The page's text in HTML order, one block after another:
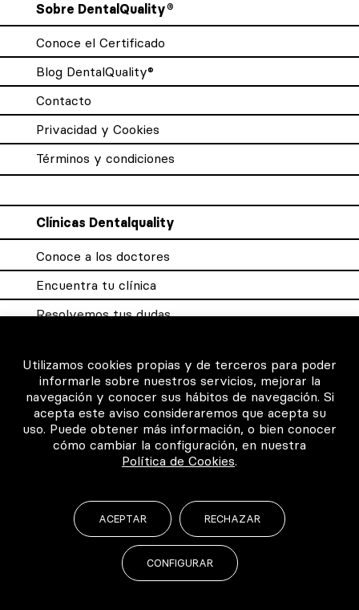
Sobre DentalQuality®
Conoce el Certificado
Blog DentalQuality®
Contacto
Privacidad y Cookies
Términos y condiciones
Clínicas Dentalquality
Conoce a los doctores
Encuentra tu clínica
Resolvemos tus dudas
Para los profesionales
Consigue tu certificado
Intranet clínicas certificadas
Música para los pacientes
©2026 Todos los derechos reservados
Utilizamos cookies propias y de terceros para poder
informarle sobre nuestros servicios, mejorar la
navegación y conocer sus hábitos de navegación. Si
acepta este aviso consideraremos que acepta su
uso. Puede obtener más información, o bien conocer
cómo cambiar la configuración, en nuestra
Política de Cookies.
ACEPTAR RECHAZAR
CONFIGURAR